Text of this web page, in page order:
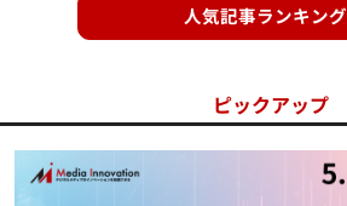
人気記事ランキング
ピックアップ